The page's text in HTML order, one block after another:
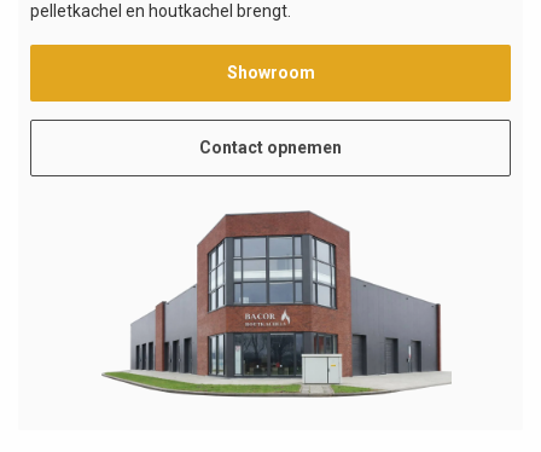
pelletkachel en houtkachel brengt.
Showroom
Contact opnemen